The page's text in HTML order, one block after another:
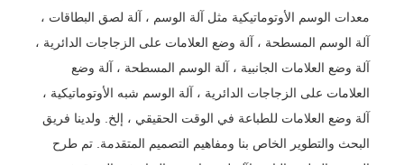
معدات الوسم الأوتوماتيكية مثل آلة الوسم ، آلة لصق البطاقات ،
آلة الوسم المسطحة ، آلة وضع العلامات على الزجاجات الدائرية ،
آلة وضع العلامات الجانبية ، آلة الوسم المسطحة ، آلة وضع
العلامات على الزجاجات الدائرية ، آلة الوسم شبه الأوتوماتيكية ،
آلة وضع العلامات للطباعة في الوقت الحقيقي ، إلخ. ولدينا فريق
البحث والتطوير الخاص بنا ومفاهيم التصميم المتقدمة. تم طرح